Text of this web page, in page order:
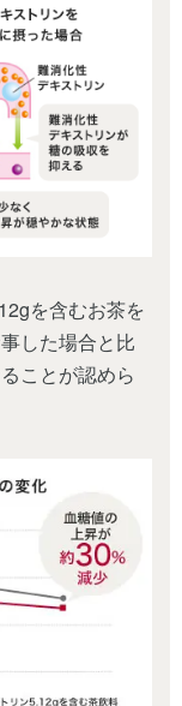
を含むお茶を
した場合と比
ことが認めら